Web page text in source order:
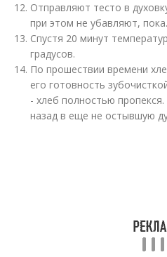
Отправляют тесто в
при этом не убавляют, пока.
Спустя 20 минут
градусов.
По прошествии времени
его готовность
- хлеб полностью
назад в еще не остывшую